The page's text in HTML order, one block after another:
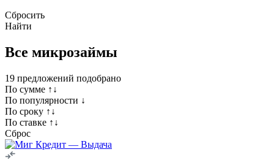
Сбросить
Найти
Все микрозаймы
19 предложений подобрано
По сумме ↑↓
По популярности ↓
По сроку ↑↓
По ставке ↑↓
Сброс